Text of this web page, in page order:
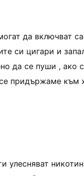
да включват
си цигари и
да се пуши , ако
придържаме към
улесняват